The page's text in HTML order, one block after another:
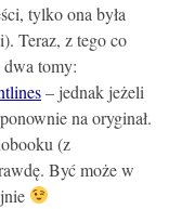
tylko ona była
Teraz, z tego co
dwa tomy:
– jednak jeżeli
na oryginał.
(z
Być może w